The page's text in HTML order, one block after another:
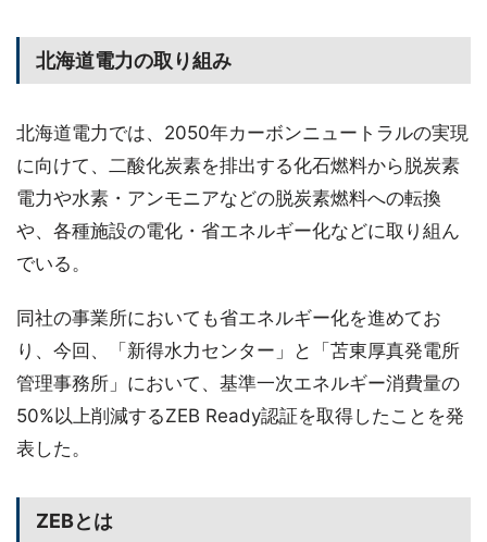
北海道電力の取り組み
北海道電力では、2050年カーボンニュートラルの実現
に向けて、二酸化炭素を排出する化石燃料から脱炭素
電力や水素・アンモニアなどの脱炭素燃料への転換
や、各種施設の電化・省エネルギー化などに取り組ん
でいる。
同社の事業所においても省エネルギー化を進めてお
り、今回、「新得水力センター」と「苫東厚真発電所
管理事務所」において、基準一次エネルギー消費量の
50%以上削減するZEB Ready認証を取得したことを発
表した。
ZEBとは